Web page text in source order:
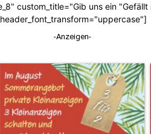
custom_title="Gib uns ein
-Anzeigen-